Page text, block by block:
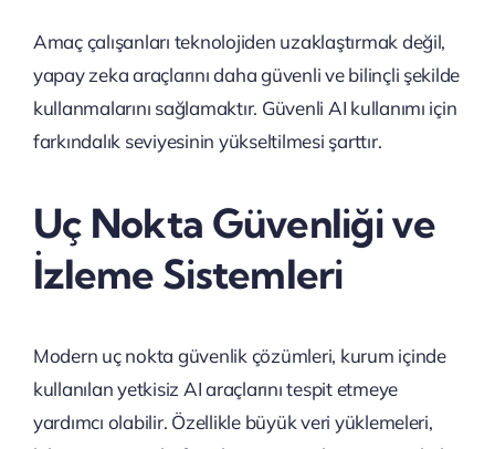
Amaç çalışanları teknolojiden uzaklaştırmak değil,
yapay zeka araçlarını daha güvenli ve bilinçli şekilde
kullanmalarını sağlamaktır. Güvenli AI kullanımı için
farkındalık seviyesinin yükseltilmesi şarttır.
Uç Nokta Güvenliği ve
İzleme Sistemleri
Modern uç nokta güvenlik çözümleri, kurum içinde
kullanılan yetkisiz AI araçlarını tespit etmeye
yardımcı olabilir. Özellikle büyük veri yüklemeleri,